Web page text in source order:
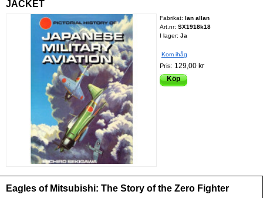
JACKET
Fabrikat: Ian allan
Art.nr: SX1918k18
I lager: Ja
Kom ihåg
Pris: 129,00 kr
Köp
Eagles of Mitsubishi: The Story of the Zero Fighter